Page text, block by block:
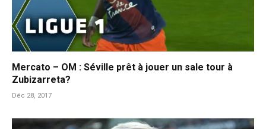
Mercato – OM : Séville prêt à jouer un sale tour à
Zubizarreta?
Déc 28, 2017